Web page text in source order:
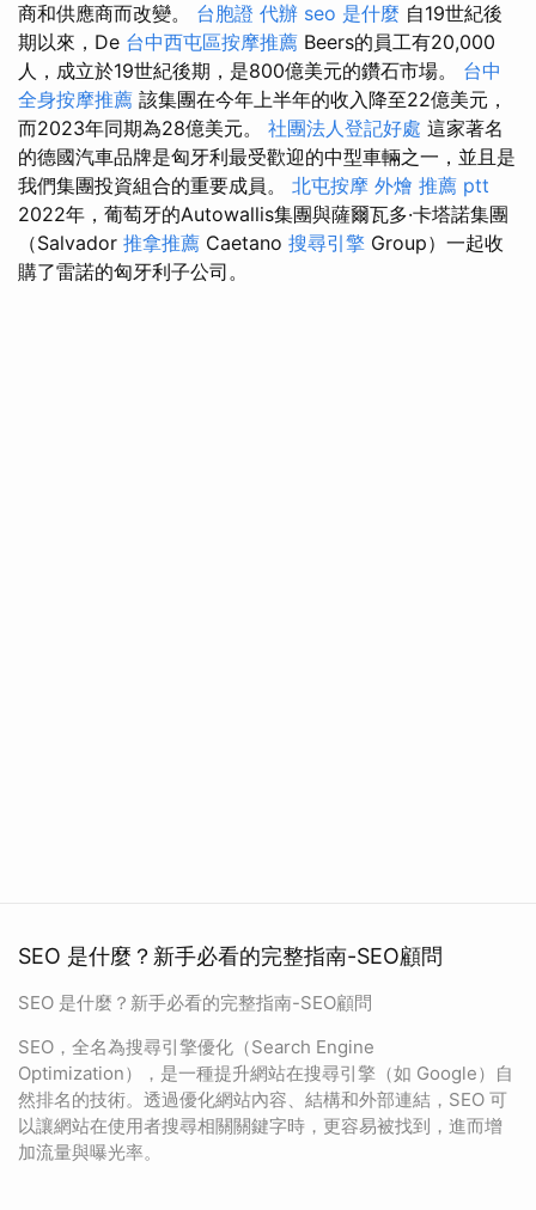
商和供應商而改變。 台胞證 代辦 seo 是什麼 自19世紀後
期以來，De 台中西屯區按摩推薦 Beers的員工有20,000
人，成立於19世紀後期，是800億美元的鑽石市場。 台中
全身按摩推薦 該集團在今年上半年的收入降至22億美元，
而2023年同期為28億美元。 社團法人登記好處 這家著名
的德國汽車品牌是匈牙利最受歡迎的中型車輛之一，並且是
我們集團投資組合的重要成員。 北屯按摩 外燴 推薦 ptt
2022年，葡萄牙的Autowallis集團與薩爾瓦多·卡塔諾集團
（Salvador 推拿推薦 Caetano 搜尋引擎 Group）一起收
購了雷諾的匈牙利子公司。
SEO 是什麼？新手必看的完整指南-SEO顧問
SEO 是什麼？新手必看的完整指南-SEO顧問
SEO，全名為搜尋引擎優化（Search Engine
Optimization），是一種提升網站在搜尋引擎（如 Google）自
然排名的技術。透過優化網站內容、結構和外部連結，SEO 可
以讓網站在使用者搜尋相關關鍵字時，更容易被找到，進而增
加流量與曝光率。